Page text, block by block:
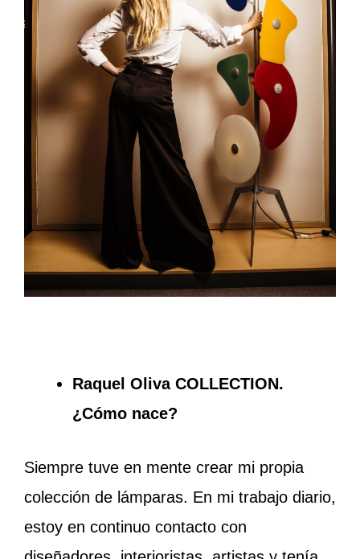
Raquel Oliva COLLECTION.
¿Cómo nace?
Siempre tuve en mente crear mi propia
colección de lámparas. En mi trabajo diario,
estoy en continuo contacto con